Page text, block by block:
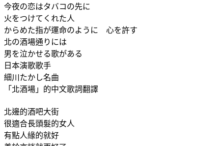
今夜の恋はタバコの先に
火をつけてくれた人
からめた指が運命のように 心を許す
北の酒場通りには
男を泣かせる歌がある
日本演歌歌手
細川たかし名曲
「北酒場」的中文歌詞翻譯
北邊的酒吧大街
很適合長頭髮的女人
有點人緣的就好